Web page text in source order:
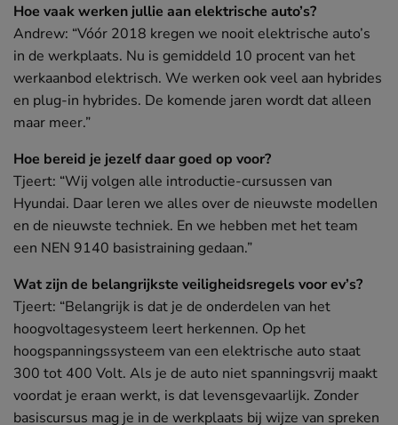
Salesmanager verkoopt nee
Mijn voertuig en ik
Unieke Chrysler Blackcruiser
uniek is’
Koning te rijk met VW Lupo
Hoe vaak werken jullie aan elektrische auto’s?
Andrew: “Vóór 2018 kregen we nooit elektrische auto’s
in de werkplaats. Nu is gemiddeld 10 procent van het
werkaanbod elektrisch. We werken ook veel aan hybrides
en plug-in hybrides. De komende jaren wordt dat alleen
maar meer.”
Hoe bereid je jezelf daar goed op voor?
Tjeert: “Wij volgen alle introductie-cursussen van
Hyundai. Daar leren we alles over de nieuwste modellen
en de nieuwste techniek. En we hebben met het team
een NEN 9140 basistraining gedaan.”
Wat zijn de belangrijkste veiligheidsregels voor ev’s?
Tjeert: “Belangrijk is dat je de onderdelen van het
hoogvoltagesysteem leert herkennen. Op het
hoogspanningssysteem van een elektrische auto staat
300 tot 400 Volt. Als je de auto niet spanningsvrij maakt
voordat je eraan werkt, is dat levensgevaarlijk. Zonder
basiscursus mag je in de werkplaats bij wijze van spreken